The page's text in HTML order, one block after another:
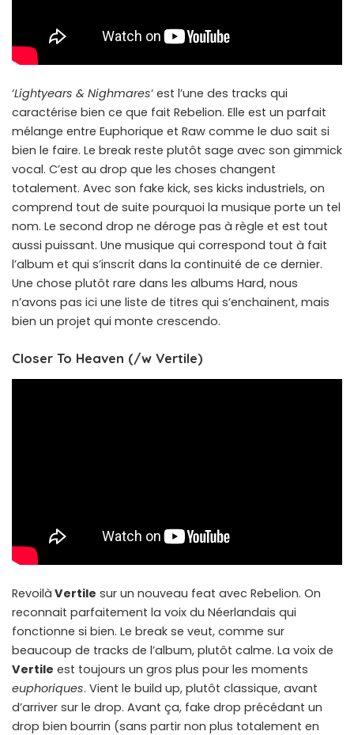
‘Lightyears & Nighmares‘ est l’une des tracks qui
caractérise bien ce que fait Rebelion. Elle est un parfait
mélange entre Euphorique et Raw comme le duo sait si
bien le faire. Le break reste plutôt sage avec son gimmick
vocal. C’est au drop que les choses changent
totalement. Avec son fake kick, ses kicks industriels, on
comprend tout de suite pourquoi la musique porte un tel
nom. Le second drop ne déroge pas à règle et est tout
aussi puissant. Une musique qui correspond tout à fait
l’album et qui s’inscrit dans la continuité de ce dernier.
Une chose plutôt rare dans les albums Hard, nous
n’avons pas ici une liste de titres qui s’enchainent, mais
bien un projet qui monte crescendo.
Closer To Heaven (/w Vertile)
Revoilà Vertile sur un nouveau feat avec Rebelion. On
reconnait parfaitement la voix du Néerlandais qui
fonctionne si bien. Le break se veut, comme sur
beaucoup de tracks de l’album, plutôt calme. La voix de
Vertile est toujours un gros plus pour les moments
euphoriques. Vient le build up, plutôt classique, avant
d’arriver sur le drop. Avant ça, fake drop précédant un
drop bien bourrin (sans partir non plus totalement en